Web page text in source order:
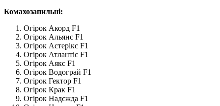
Комахозапильні:
Огірок Акорд F1
Огірок Альянс F1
Огірок Астерікс F1
Огірок Атлантіс F1
Огірок Аякс F1
Огірок Водограй F1
Огірок Гектор F1
Огірок Крак F1
Огірок Надєжда F1